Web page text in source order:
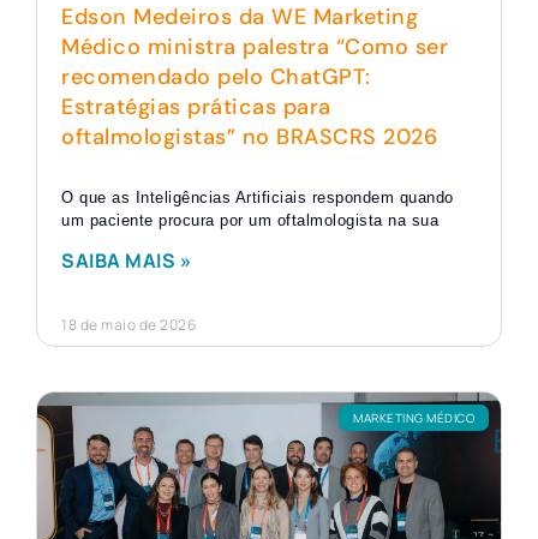
Edson Medeiros da WE Marketing
Médico ministra palestra “Como ser
recomendado pelo ChatGPT:
Estratégias práticas para
oftalmologistas” no BRASCRS 2026
O que as Inteligências Artificiais respondem quando
um paciente procura por um oftalmologista na sua
SAIBA MAIS »
18 de maio de 2026
MARKETING MÉDICO